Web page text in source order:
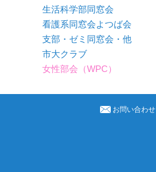
生活科学部同窓会
看護系同窓会よつば会
支部・ゼミ同窓会・他
市大クラブ
女性部会（WPC）
お問い合わせ